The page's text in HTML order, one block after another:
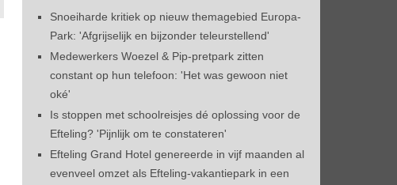
Snoeiharde kritiek op nieuw themagebied Europa-
Park: 'Afgrijselijk en bijzonder teleurstellend'
Medewerkers Woezel & Pip-pretpark zitten
constant op hun telefoon: 'Het was gewoon niet
oké'
Is stoppen met schoolreisjes dé oplossing voor de
Efteling? 'Pijnlijk om te constateren'
Efteling Grand Hotel genereerde in vijf maanden al
evenveel omzet als Efteling-vakantiepark in een